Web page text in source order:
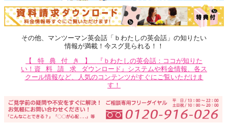
その他、マンツーマン英会話「ｂわたしの英会話」の知りたい
情報が満載！今スグ見られる！！
【特典付き】
『ｂわたしの英会話：ココが知りた
い！ 資料請求 ダウンロード』システムや料金情報、各ス
クール情報など、人気のコンテンツがすぐにご覧いただけま
す！